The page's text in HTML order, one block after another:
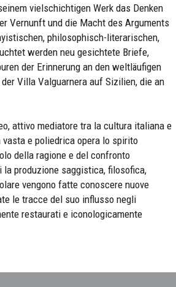
vielschichtigen Werk das Denken
Vernunft und die Macht des Arguments
philosophisch-literarischen,
werden neu gesichtete Briefe,
der Erinnerung an den weltläufigen
Villa Valguarnera auf Sizilien, die an
attivo mediatore tra la cultura italiana e
e poliedrica opera lo spirito
della ragione e del confronto
produzione saggistica, filosofica,
vengono fatte conoscere nuove
le tracce del suo influsso negli
restaurati e iconologicamente